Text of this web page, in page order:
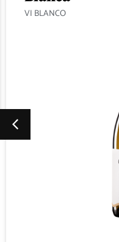
VI BLANCO